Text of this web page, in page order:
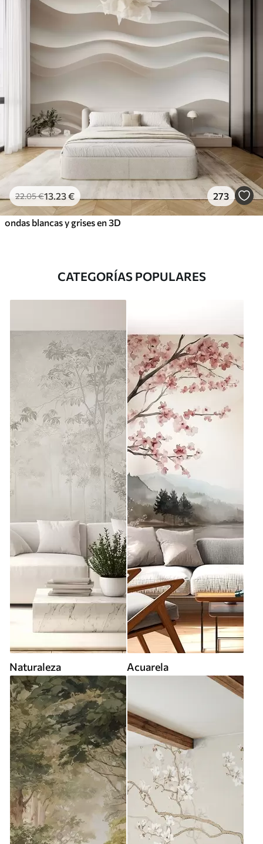
22.05€13 .23€ 273
ondas blancas y grises en 3D
CATEGORÍAS POPULARES
Naturaleza Acuarela